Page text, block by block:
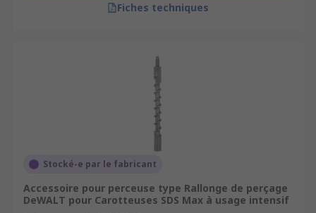
Fiches techniques
Stocké-e par le fabricant
Accessoire pour perceuse type Rallonge de perçage
DeWALT pour Carotteuses SDS Max à usage intensif